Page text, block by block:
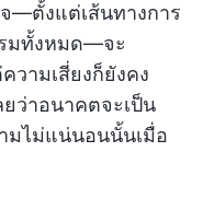
—ตั้งแต่เส้นทางการ
มทั้งหมด—จะ
วามเสี่ยงก็ยังคง
ยว่าอนาคตจะเป็น
มไม่แน่นอนนั้นเมื่อ